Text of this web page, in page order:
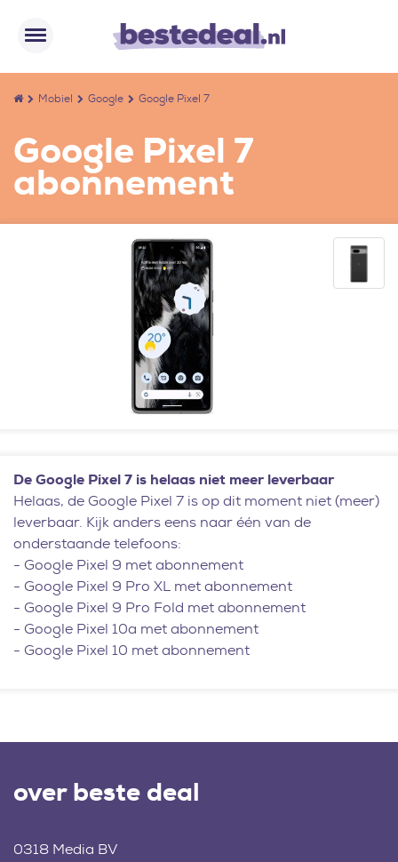
Mobiel Google Google Pixel 7
Google Pixel 7
abonnement
De Google Pixel 7 is helaas niet meer leverbaar
Helaas, de Google Pixel 7 is op dit moment niet (meer)
leverbaar. Kijk anders eens naar één van de
onderstaande telefoons:
- Google Pixel 9 met abonnement
- Google Pixel 9 Pro XL met abonnement
- Google Pixel 9 Pro Fold met abonnement
- Google Pixel 10a met abonnement
- Google Pixel 10 met abonnement
over beste deal
0318 Media BV